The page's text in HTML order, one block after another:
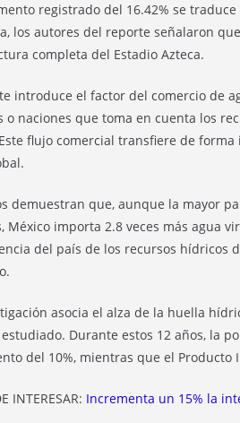
registrado del 16.42% se
los autores del reporte señalaron
completa del Estadio Azteca.
introduce el factor del comercio de
o naciones que toma en cuenta los
flujo comercial transfiere de
demuestran que, aunque la mayor
México importa 2.8 veces más agua
del país de los recursos hídricos
asocia el alza de la huella
Durante estos 12 años, la
del 10%, mientras que el Producto
INTERESAR: Incrementa un 15% la